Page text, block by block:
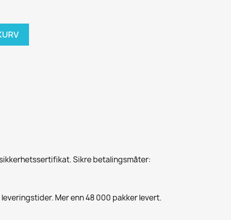
Sikre betalingsmåter:
Mer enn 48 000 pakker levert.